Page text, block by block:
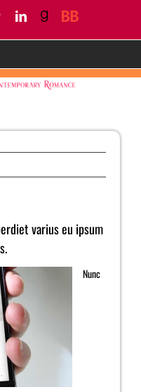
PinterestLinkedIn
GoodreadsBookBub
varius eu ipsum
Nunc